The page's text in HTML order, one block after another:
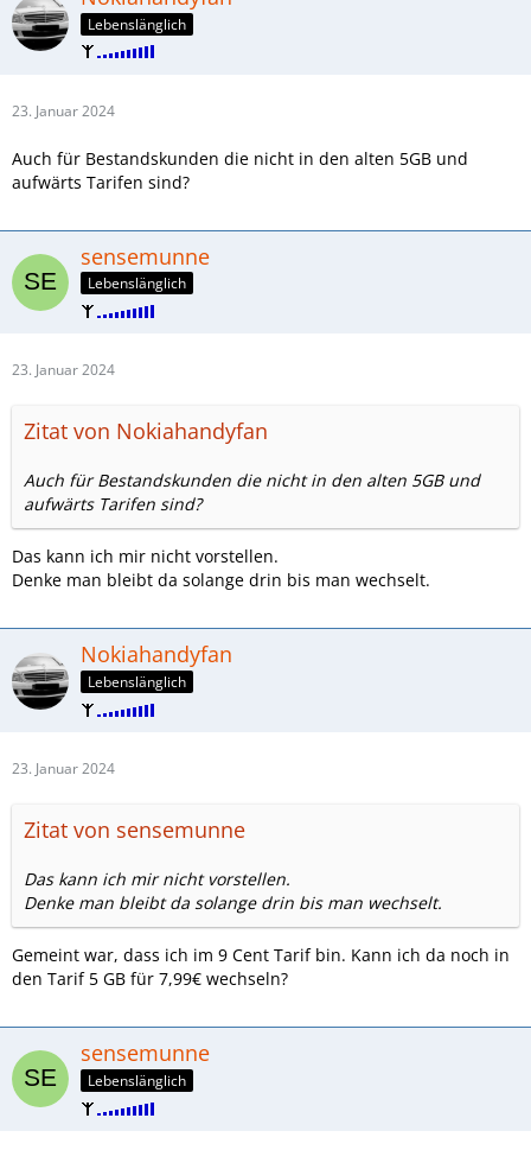
Lebenslänglich
23. Januar 2024
Auch für Bestandskunden die nicht in den alten 5GB und
aufwärts Tarifen sind?
sensemunne
Lebenslänglich
23. Januar 2024
Zitat von Nokiahandyfan
Auch für Bestandskunden die nicht in den alten 5GB und
aufwärts Tarifen sind?
Das kann ich mir nicht vorstellen.
Denke man bleibt da solange drin bis man wechselt.
Nokiahandyfan
Lebenslänglich
23. Januar 2024
Zitat von sensemunne
Das kann ich mir nicht vorstellen.
Denke man bleibt da solange drin bis man wechselt.
Gemeint war, dass ich im 9 Cent Tarif bin. Kann ich da noch in
den Tarif 5 GB für 7,99€ wechseln?
sensemunne
Lebenslänglich